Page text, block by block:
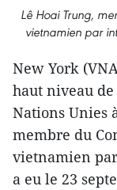
Lê Hoai Trung,
vietnamien par
New York
haut niveau
Nations Unies
membre du
vietnamien
a eu le 23